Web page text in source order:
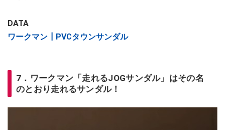
DATA
ワークマン┃PVCタウンサンダル
7．ワークマン「走れるJOGサンダル」はその名
のとおり走れるサンダル！